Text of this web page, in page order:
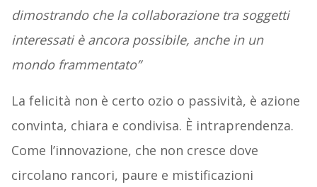
dimostrando che la collaborazione tra soggetti
interessati è ancora possibile, anche in un
mondo frammentato”
La felicità non è certo ozio o passività, è azione
convinta, chiara e condivisa. È intraprendenza.
Come l’innovazione, che non cresce dove
circolano rancori, paure e mistificazioni